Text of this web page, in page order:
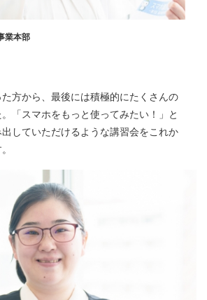
業本部
方から、最後には積極的にたくさんの
「スマホをもっと使ってみたい！」と
していただけるような講習会をこれか